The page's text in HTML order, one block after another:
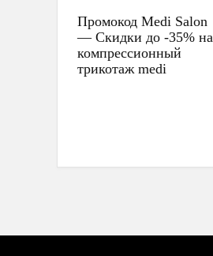
Промокод Medi Salon
— Скидки до -35% на
компрессионный
трикотаж medi